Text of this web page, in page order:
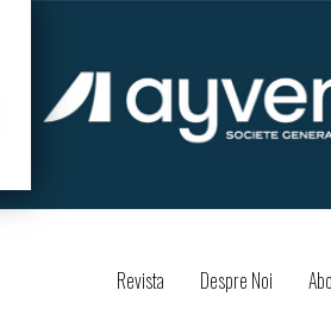
Revista Despre Noi